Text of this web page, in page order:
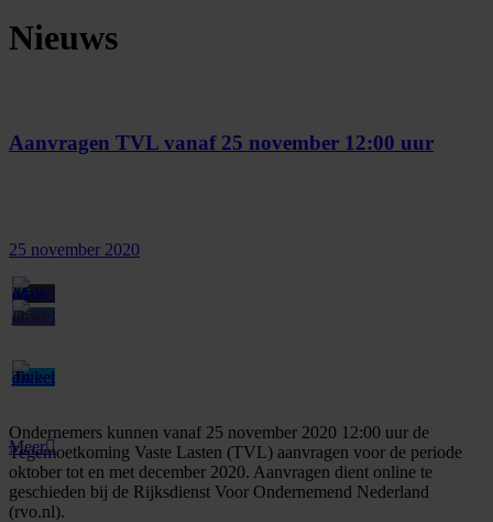
Nieuws
Aanvragen TVL vanaf 25 november 12:00 uur
25 november 2020
Ondernemers kunnen vanaf 25 november 2020 12:00 uur de
Tegemoetkoming Vaste Lasten (TVL) aanvragen voor de periode
oktober tot en met december 2020. Aanvragen dient online te
geschieden bij de Rijksdienst Voor Ondernemend Nederland
(rvo.nl).
Meer